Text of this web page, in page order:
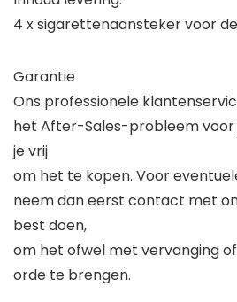
4 x sigarettenaansteker voor
Garantie
Ons professionele
het After-Sales-probleem voor
je vrij
om het te kopen. Voor
neem dan eerst contact met
best doen,
om het ofwel met vervanging
orde te brengen.